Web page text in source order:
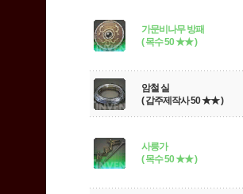
가문비나무 방패
( 목수 50 ★★ )
암철 실
( 갑주제작사 50 ★★ )
사릉가
( 목수 50 ★★ )